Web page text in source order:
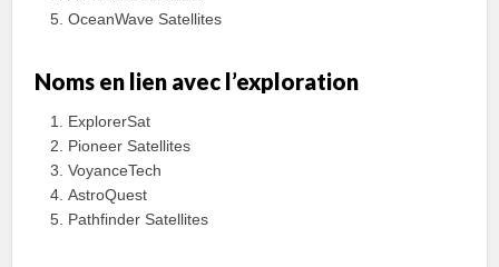
OceanWave Satellites
Noms en lien avec l’exploration
ExplorerSat
Pioneer Satellites
VoyanceTech
AstroQuest
Pathfinder Satellites